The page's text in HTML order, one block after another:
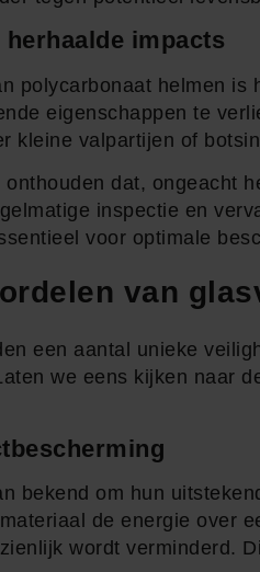
impacts
polycarbonaat helmen
eigenschappen te
kleine valpartijen of
dat, ongeacht
inspectie en
voor optimale
van
een aantal unieke
we eens kijken naar
bekend om hun
de energie over
wordt verminderd.